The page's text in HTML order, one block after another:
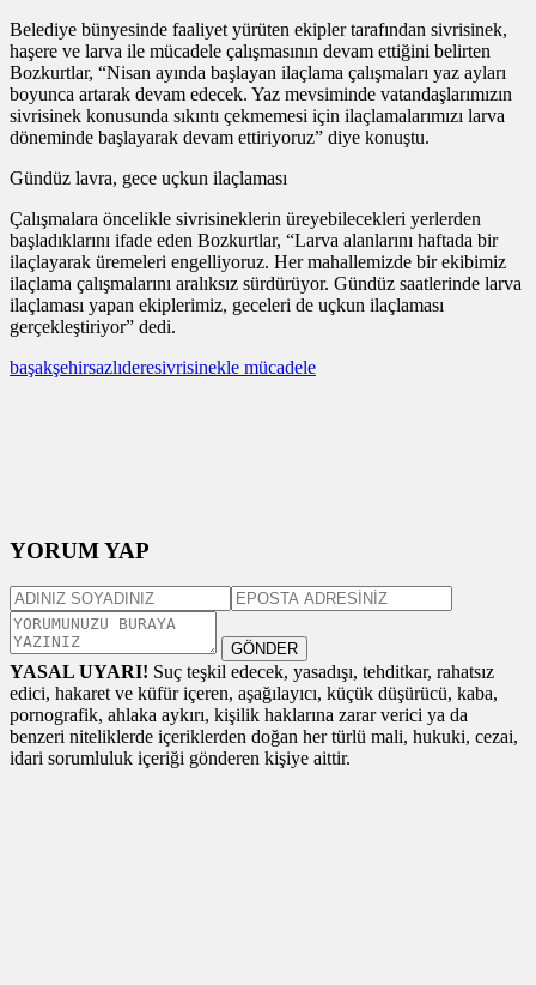
Belediye bünyesinde faaliyet yürüten ekipler tarafından sivrisinek,
haşere ve larva ile mücadele çalışmasının devam ettiğini belirten
Bozkurtlar, “Nisan ayında başlayan ilaçlama çalışmaları yaz ayları
boyunca artarak devam edecek. Yaz mevsiminde vatandaşlarımızın
sivrisinek konusunda sıkıntı çekmemesi için ilaçlamalarımızı larva
döneminde başlayarak devam ettiriyoruz” diye konuştu.
Gündüz lavra, gece uçkun ilaçlaması
Çalışmalara öncelikle sivrisineklerin üreyebilecekleri yerlerden
başladıklarını ifade eden Bozkurtlar, “Larva alanlarını haftada bir
ilaçlayarak üremeleri engelliyoruz. Her mahallemizde bir ekibimiz
ilaçlama çalışmalarını aralıksız sürdürüyor. Gündüz saatlerinde larva
ilaçlaması yapan ekiplerimiz, geceleri de uçkun ilaçlaması
gerçekleştiriyor” dedi.
başakşehirsazlıderesivrisinekle mücadele
YORUM YAP
GÖNDER
YASAL UYARI! Suç teşkil edecek, yasadışı, tehditkar, rahatsız
edici, hakaret ve küfür içeren, aşağılayıcı, küçük düşürücü, kaba,
pornografik, ahlaka aykırı, kişilik haklarına zarar verici ya da
benzeri niteliklerde içeriklerden doğan her türlü mali, hukuki, cezai,
idari sorumluluk içeriği gönderen kişiye aittir.